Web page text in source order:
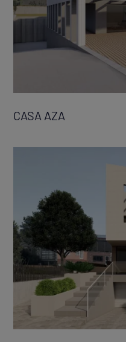
CASA AZA